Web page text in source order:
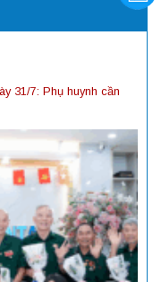
31/7: Phụ huynh cần